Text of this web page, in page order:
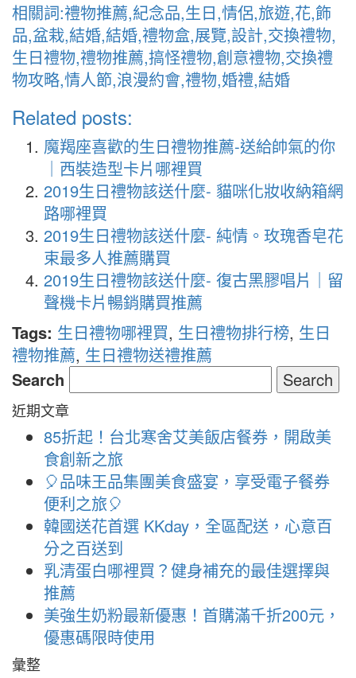
相關詞:禮物推薦,紀念品,生日,情侶,旅遊,花,飾
品,盆栽,結婚,結婚,禮物盒,展覽,設計,交換禮物,
生日禮物,禮物推薦,搞怪禮物,創意禮物,交換禮
物攻略,情人節,浪漫約會,禮物,婚禮,結婚
Related posts:
魔羯座喜歡的生日禮物推薦-送給帥氣的你
｜西裝造型卡片哪裡買
2019生日禮物該送什麼- 貓咪化妝收納箱網
路哪裡買
2019生日禮物該送什麼- 純情。玫瑰香皂花
束最多人推薦購買
2019生日禮物該送什麼- 復古黑膠唱片｜留
聲機卡片暢銷購買推薦
Tags: 生日禮物哪裡買, 生日禮物排行榜, 生日
禮物推薦, 生日禮物送禮推薦
Search
近期文章
85折起！台北寒舍艾美飯店餐券，開啟美
食創新之旅
🎈品味王品集團美食盛宴，享受電子餐券
便利之旅🎈
韓國送花首選 KKday，全區配送，心意百
分之百送到
乳清蛋白哪裡買？健身補充的最佳選擇與
推薦
美強生奶粉最新優惠！首購滿千折200元，
優惠碼限時使用
彙整